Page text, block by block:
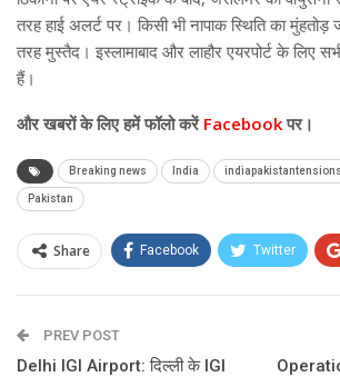
तरह हाई अलर्ट पर। किसी भी नापाक स्थिति का मुंहतोड़
तरह मुस्तैद। इस्लामाबाद और लाहौर एयरपोर्ट के लिए
हैं।
और खबरों के लिए हमें फॉलो करेंFacebookपर।
Breaking news India indiapakistantensions
Pakistan
Share Facebook Twitter
Email
PREV POST
Delhi IGI Airport: दिल्ली के IGI